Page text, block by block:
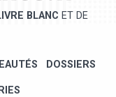
BLANC ET DE
DOSSIERS